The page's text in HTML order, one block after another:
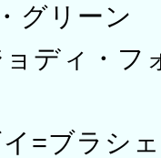
グリーン
ョディ・
=ブラシ